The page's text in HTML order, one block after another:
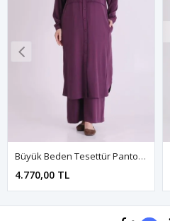
Büyük Beden Tesettür Pantolonlu Takım 3567 Vişne
4.770,00 TL